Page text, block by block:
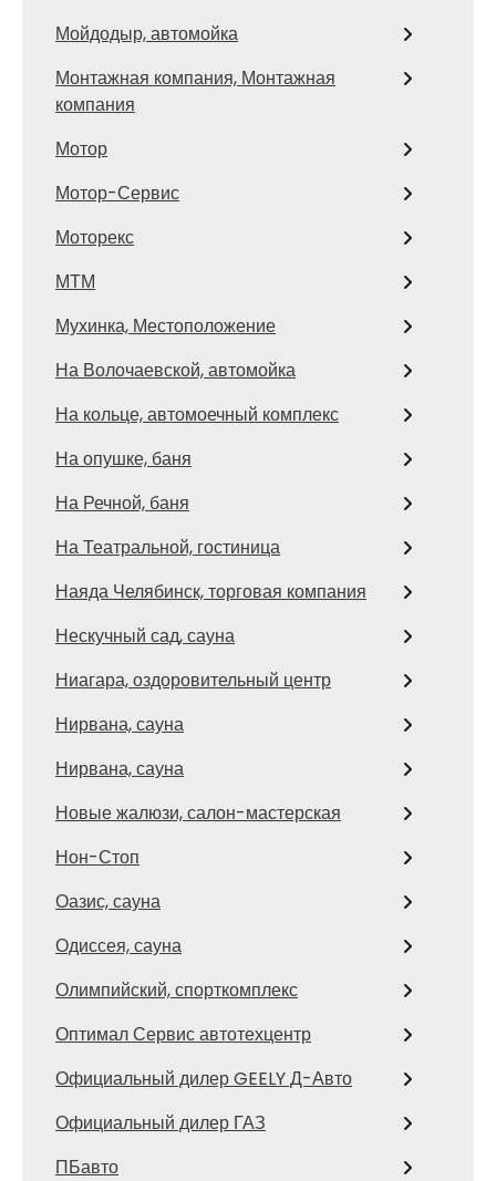
Мойдодыр, автомойка
Монтажная компания, Монтажная
компания
Мотор
Мотор-Сервис
Моторекс
МТМ
Мухинка, Местоположение
На Волочаевской, автомойка
На кольце, автомоечный комплекс
На опушке, баня
На Речной, баня
На Театральной, гостиница
Наяда Челябинск, торговая компания
Нескучный сад, сауна
Ниагара, оздоровительный центр
Нирвана, сауна
Нирвана, сауна
Новые жалюзи, салон-мастерская
Нон-Стоп
Оазис, сауна
Одиссея, сауна
Олимпийский, спорткомплекс
Оптимал Сервис автотехцентр
Официальный дилер GEELY Д-Авто
Официальный дилер ГАЗ
ПБавто